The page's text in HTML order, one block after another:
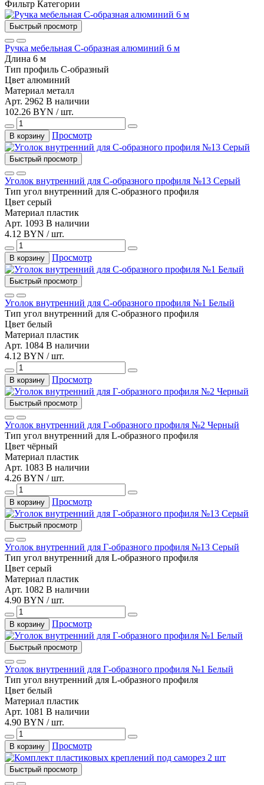
Фильтр Категории
Быстрый просмотр
Ручка мебельная C-образная алюминий 6 м
Длина 6 м
Тип профиль С-образный
Цвет алюминий
Материал металл
Арт. 2962 В наличии
102.26 BYN / шт.
В корзину Просмотр
Быстрый просмотр
Уголок внутренний для С-образного профиля №13 Серый
Тип угол внутренний для С-образного профиля
Цвет серый
Материал пластик
Арт. 1093 В наличии
4.12 BYN / шт.
В корзину Просмотр
Быстрый просмотр
Уголок внутренний для С-образного профиля №1 Белый
Тип угол внутренний для С-образного профиля
Цвет белый
Материал пластик
Арт. 1084 В наличии
4.12 BYN / шт.
В корзину Просмотр
Быстрый просмотр
Уголок внутренний для Г-образного профиля №2 Черный
Тип угол внутренний для L-образного профиля
Цвет чёрный
Материал пластик
Арт. 1083 В наличии
4.26 BYN / шт.
В корзину Просмотр
Быстрый просмотр
Уголок внутренний для Г-образного профиля №13 Серый
Тип угол внутренний для L-образного профиля
Цвет серый
Материал пластик
Арт. 1082 В наличии
4.90 BYN / шт.
В корзину Просмотр
Быстрый просмотр
Уголок внутренний для Г-образного профиля №1 Белый
Тип угол внутренний для L-образного профиля
Цвет белый
Материал пластик
Арт. 1081 В наличии
4.90 BYN / шт.
В корзину Просмотр
Быстрый просмотр